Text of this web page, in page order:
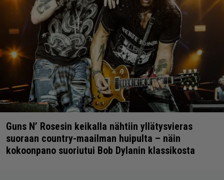
Guns N’ Rosesin keikalla nähtiin yllätysvieras
suoraan country-maailman huipulta – näin
kokoonpano suoriutui Bob Dylanin klassikosta